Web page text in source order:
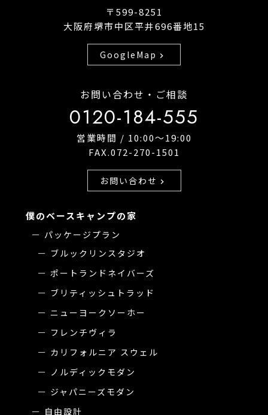
〒599-8251
大阪府堺市中区平井696番地15
GoogleMap chevron_right
お問い合わせ・ご相談
0120-184-555
営業時間 / 10:00〜19:00
FAX.072-270-1501
お問い合わせ chevron_right
僕のベースキャンプの家
パッケージプラン
ブルックリンスタジオ
ポートランドネイバーズ
ブリティッシュトラッド
ニューヨークソーホー
フレンチヴィラ
カリフォルニア スウェル
ノルディックモダン
ジャパニーズモダン
自由設計